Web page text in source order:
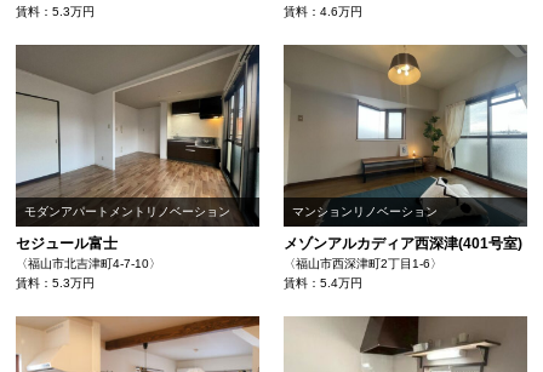
賃料：5.3万円
賃料：4.6万円
モダンアパートメントリノベーション
セジュール富士
〈福山市北吉津町4-7-10〉
賃料：5.3万円
マンションリノベーション
メゾンアルカディア西深津(401号室)
〈福山市西深津町2丁目1-6〉
賃料：5.4万円